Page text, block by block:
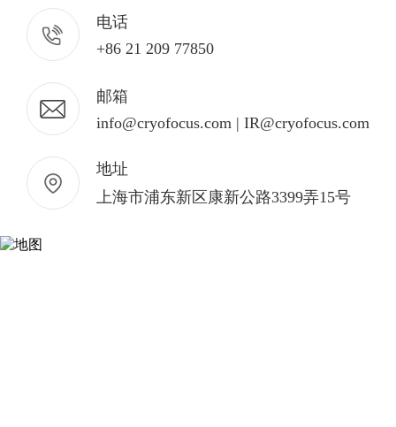
电话
+86 21 209 77850
邮箱
info@cryofocus.com | IR@cryofocus.com
地址
上海市浦东新区康新公路3399弄15号